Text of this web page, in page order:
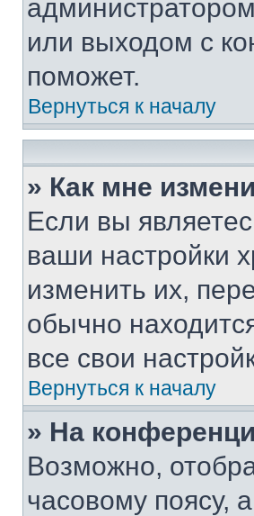
или выходом с
поможет.
Вернуться к началу
» Как мне
Если вы
ваши настройки
изменить их,
обычно
все свои
Вернуться к началу
» На
Возможно,
часовому поясу,